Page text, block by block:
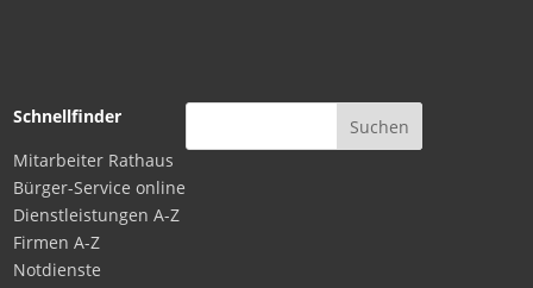
Schnellfinder
Mitarbeiter Rathaus
Bürger-Service online
Dienstleistungen A-Z
Firmen A-Z
Notdienste